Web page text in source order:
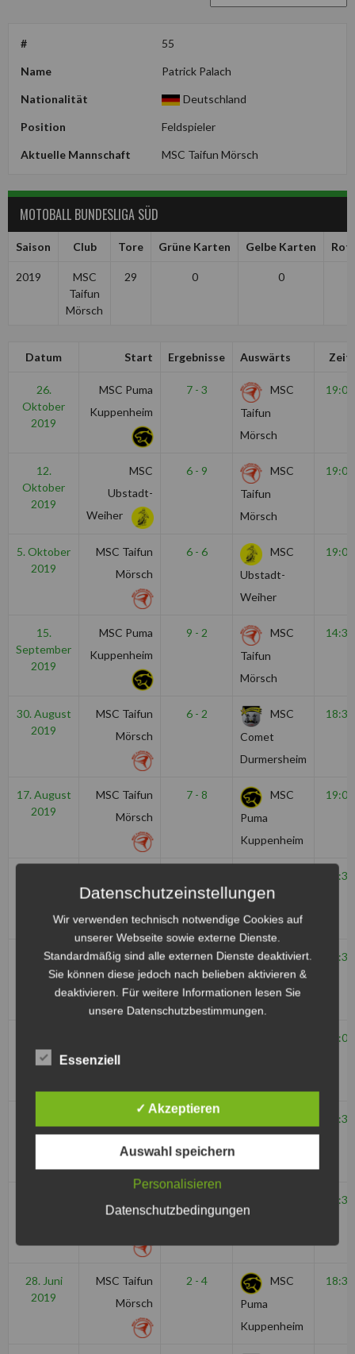
# 55
Name Patrick Palach
Nationalität Deutschland
Position Feldspieler
Aktuelle Mannschaft MSC Taifun Mörsch
MOTOBALL BUNDESLIGA SÜD
Saison Club Tore Grüne Karten Gelbe Karten
2019
MSC
Taifun
Mörsch
29 0 0
Datum Start Ergebnisse Auswärts Zeit
26.
Oktober
2019
MSC Puma
Kuppenheim
7 - 3
MSC
Taifun
Mörsch
19:00
12.
Oktober
2019
MSC
Ubstadt-
Weiher
6 - 9
MSC
Taifun
Mörsch
19:00
5. Oktober
2019
MSC Taifun
Mörsch
6 - 6
MSC
Ubstadt-
Weiher
19:00
15.
September
2019
MSC Puma
Kuppenheim
9 - 2
MSC
Taifun
Mörsch
14:30
30. August
2019
MSC Taifun
Mörsch
6 - 2
MSC
Comet
Durmersheim
18:30
17. August
2019
MSC Taifun
Mörsch
7 - 8
MSC
Puma
Kuppenheim
19:00
Philippsburg
Taifun
Mörsch
17:30
2. August
2019
MSC Taifun
Mörsch
9 - 4
MSC
Ubstadt-
18:30
2019
Mörsch
15:00
2019
17:30
18:30
28. Juni
2019
MSC Taifun
Mörsch
2 - 4
MSC
Puma
Kuppenheim
18:30
Datenschutzeinstellungen
Wir verwenden technisch notwendige Cookies auf
unserer Webseite sowie externe Dienste.
Standardmäßig sind alle externen Dienste deaktiviert.
Sie können diese jedoch nach belieben aktivieren &
deaktivieren. Für weitere Informationen lesen Sie
unsere Datenschutzbestimmungen.
Essenziell
✓ Akzeptieren
Auswahl speichern
Personalisieren
Datenschutzbedingungen